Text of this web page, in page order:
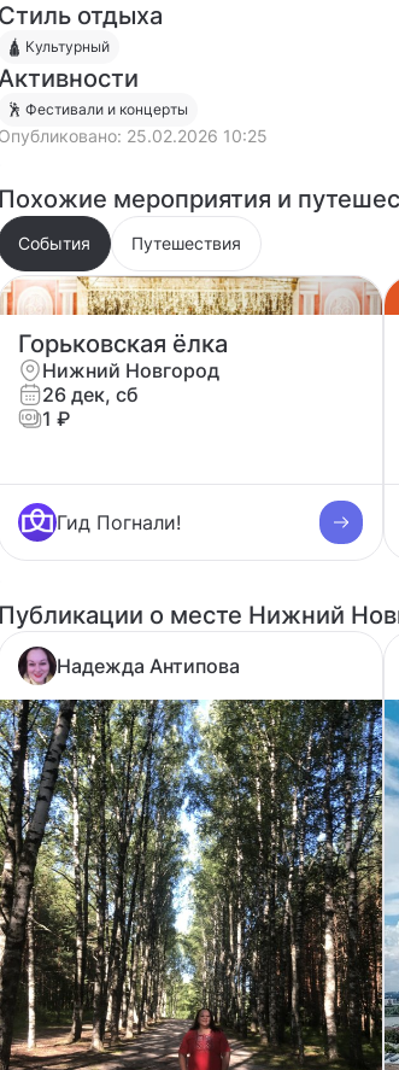
Стиль отдыха
🛕 Культурный
🕺 Фестивали и концерты
Опубликовано: 25.02.2026 10:25
Похожие мероприятия и
События Путешествия
Горьковская ёлка
Нижний Новгород
26 дек, сб
1 ₽
Гид Погнали!
Публикации о месте Нижний
Надежда Антипова